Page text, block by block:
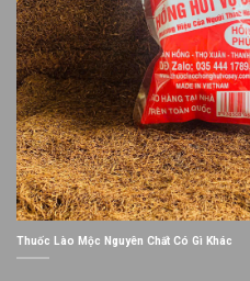
Thuốc Lào Mộc Nguyên Chất Có Gì Khác